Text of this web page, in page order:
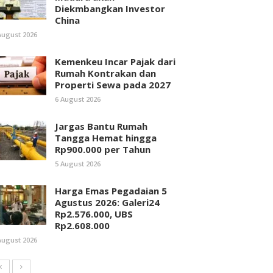
Diekmbangkan Investor
China
2026
Kemenkeu Incar Pajak dari
Rumah Kontrakan dan
Properti Sewa pada 2027
6 August 2026
Jargas Bantu Rumah
Tangga Hemat hingga
Rp900.000 per Tahun
5 August 2026
Harga Emas Pegadaian 5
Agustus 2026: Galeri24
Rp2.576.000, UBS
Rp2.608.000
2026